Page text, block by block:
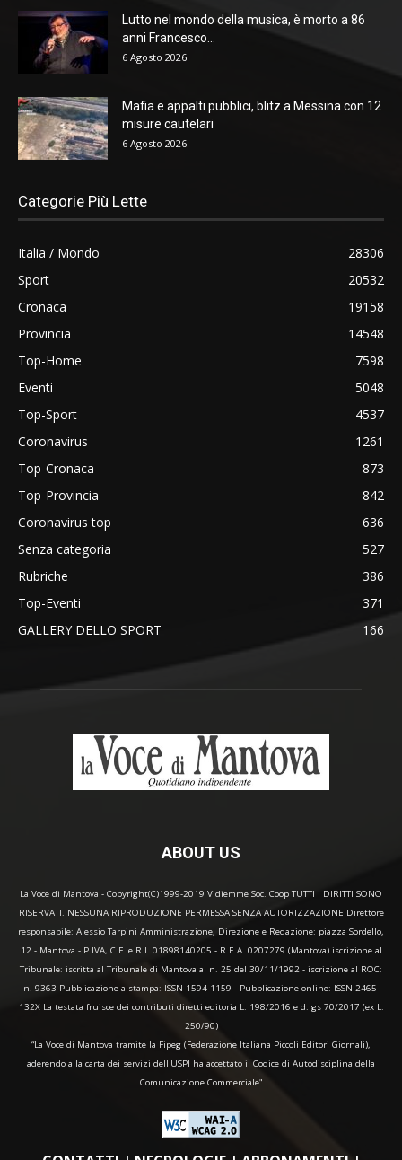
Lutto nel mondo della musica, è morto a 86
anni Francesco...
6 Agosto 2026
Mafia e appalti pubblici, blitz a Messina con 12
misure cautelari
6 Agosto 2026
Categorie Più Lette
Italia / Mondo
28306
Sport
20532
Cronaca
19158
Provincia
14548
Top-Home
7598
Eventi
5048
Top-Sport
4537
Coronavirus
1261
Top-Cronaca
873
Top-Provincia
842
Coronavirus top
636
Senza categoria
527
Rubriche
386
Top-Eventi
371
GALLERY DELLO SPORT
166
ABOUT US
La Voce di Mantova - Copyright(C)1999-2019 Vidiemme Soc. Coop TUTTI I DIRITTI SONO
RISERVATI. NESSUNA RIPRODUZIONE PERMESSA SENZA AUTORIZZAZIONE Direttore
responsabile: Alessio Tarpini Amministrazione, Direzione e Redazione: piazza Sordello,
12 - Mantova - P.IVA, C.F. e R.I. 01898140205 - R.E.A. 0207279 (Mantova) iscrizione al
Tribunale: iscritta al Tribunale di Mantova al n. 25 del 30/11/1992 - iscrizione al ROC:
n. 9363 Pubblicazione a stampa: ISSN 1594-1159 - Pubblicazione online: ISSN 2465-
132X La testata fruisce dei contributi diretti editoria L. 198/2016 e d.lgs 70/2017 (ex L.
250/90)
“La Voce di Mantova tramite la Fipeg (Federazione Italiana Piccoli Editori Giornali),
aderendo alla carta dei servizi dell'USPI ha accettato il Codice di Autodisciplina della
Comunicazione Commerciale"